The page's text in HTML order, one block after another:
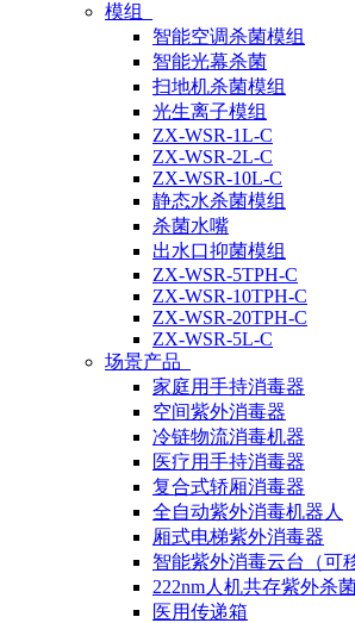
模组
智能空调杀菌模组
智能光幕杀菌
扫地机杀菌模组
光生离子模组
ZX-WSR-1L-C
ZX-WSR-2L-C
ZX-WSR-10L-C
静态水杀菌模组
杀菌水嘴
出水口抑菌模组
ZX-WSR-5TPH-C
ZX-WSR-10TPH-C
ZX-WSR-20TPH-C
ZX-WSR-5L-C
场景产品
家庭用手持消毒器
空间紫外消毒器
冷链物流消毒机器
医疗用手持消毒器
复合式轿厢消毒器
全自动紫外消毒机器人
厢式电梯紫外消毒器
智能紫外消毒云台（可
222nm人机共存紫外杀
医用传递箱